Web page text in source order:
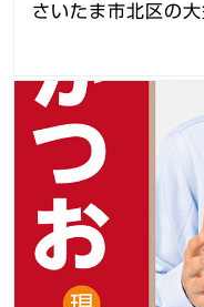
さいたま市北区の